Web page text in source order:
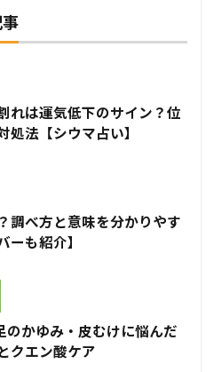
れは運気低下のサイン？位
処法【シウマ占い】
調べ方と意味を分かりやす
ーも紹介】
かゆみ・皮むけに悩んだ
クエン酸ケア